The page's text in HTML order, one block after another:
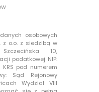
osobowych
z o.o. z siedzibą w
10,
podatkowej NIP:
pod numerem
Sąd Rejonowy
Wydział VIII